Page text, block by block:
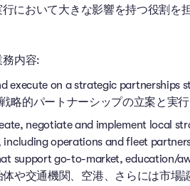
において大きな影響を持つ役割を
務内容:
execute on a strategic partnerships
略的パートナーシップの立案と実
negotiate and implement local
including operations and fleet
support go-to-market, education/
や交通機関、空港、さらには市場